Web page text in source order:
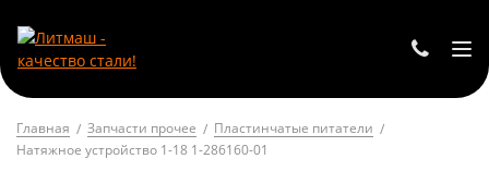
Главная Запчасти прочее
Пластинчатые питатели
Натяжное устройство 1-18 1-286160-01